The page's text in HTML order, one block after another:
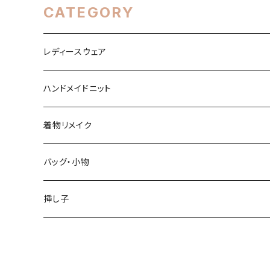
CATEGORY
レディースウェア
トップス
ワンピース
スカート
パンツ
ハンドメイドニット
春・夏シーズン
秋・冬シーズン
着物リメイク
トップス
スカート
バッグ・小物
バッグ
挿し子